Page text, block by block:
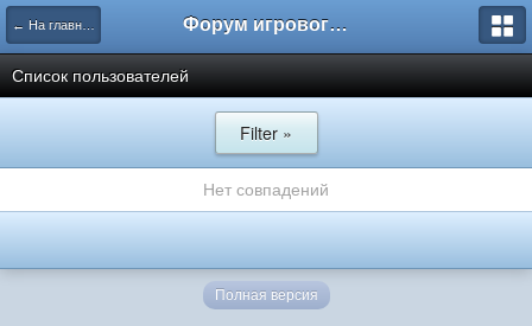
← На главную Форум игрового проекта Riverrise
Список пользователей
Filter »
Нет совпадений
Полная версия